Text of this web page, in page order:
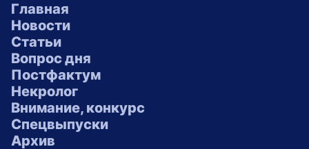
Главная
Новости
Статьи
Вопрос дня
Постфактум
Некролог
Внимание, конкурс
Спецвыпуски
Архив